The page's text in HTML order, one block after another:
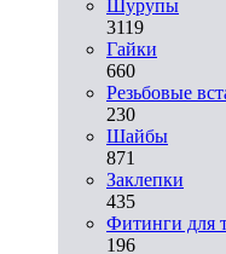
Шурупы
3119
Гайки
660
Резьбовые
230
Шайбы
871
Заклепки
435
Фитинги для
196